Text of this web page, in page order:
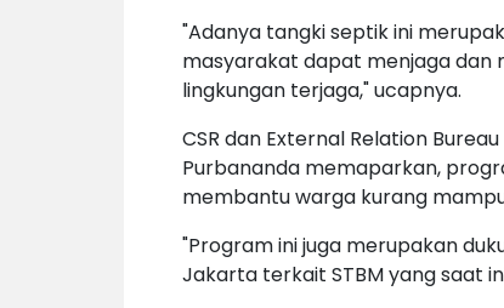
"Adanya tangki septik ini
masyarakat dapat menjaga
lingkungan terjaga," ucapnya.
CSR dan External Relation
Purbananda memaparkan,
membantu warga kurang
"Program ini juga merupakan
Jakarta terkait STBM yang saat